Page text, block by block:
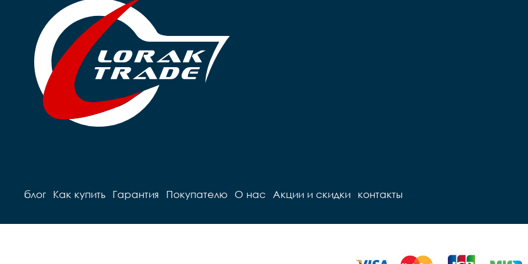
блог Как купить Гарантия Покупателю О нас Акции и скидки контакты